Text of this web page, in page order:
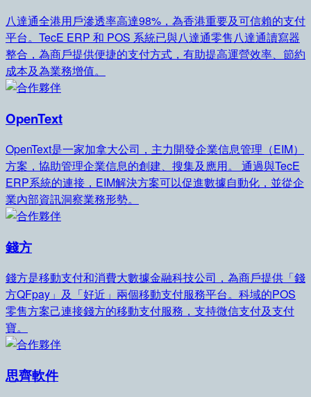
八達通全港用戶滲透率高達98%，為香港重要及可信賴的支付
平台。TecE ERP 和 POS 系統已與八達通零售八達通讀寫器
整合，為商戶提供便捷的支付方式，有助提高運營效率、節約
成本及為業務增值。
OpenText
OpenText是一家加拿大公司，主力開發企業信息管理（EIM）
方案，協助管理企業信息的創建、搜集及應用。 通過與TecE
ERP系統的連接，EIM解決方案可以促進數據自動化，並從企
業內部資訊洞察業務形勢。
錢方
錢方是移動支付和消費大數據金融科技公司，為商戶提供「錢
方QFpay」及「好近」兩個移動支付服務平台。科域的POS
零售方案己連接錢方的移動支付服務，支持微信支付及支付
寶。
思齊軟件